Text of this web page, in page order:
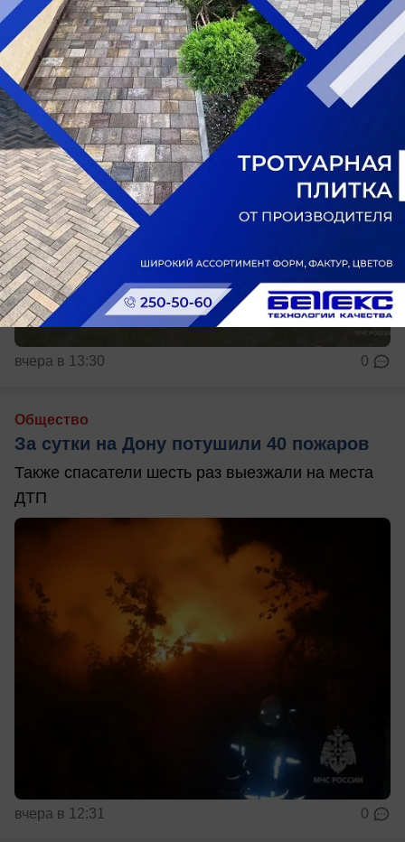
Всего зарегистрировано 56 возгорания на
площади около 700 гектаров
вчера в 13:30 0
Общество
За сутки на Дону потушили 40 пожаров
Также спасатели шесть раз выезжали на места
ДТП
вчера в 12:31 0